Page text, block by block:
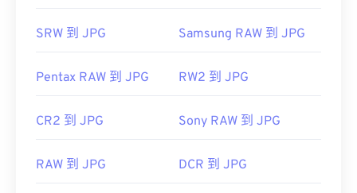
開發者： 聯合圖像專家群組
使用我們的顏色選擇器 從映像中擷取顏色
SRW 到 JPG Samsung RAW 到 JPG
Pentax RAW 到 JPG RW2 到 JPG
CR2 到 JPG Sony RAW 到 JPG
RAW 到 JPG DCR 到 JPG